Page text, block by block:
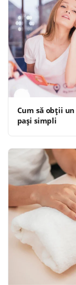
Cum să obții
pași simpli